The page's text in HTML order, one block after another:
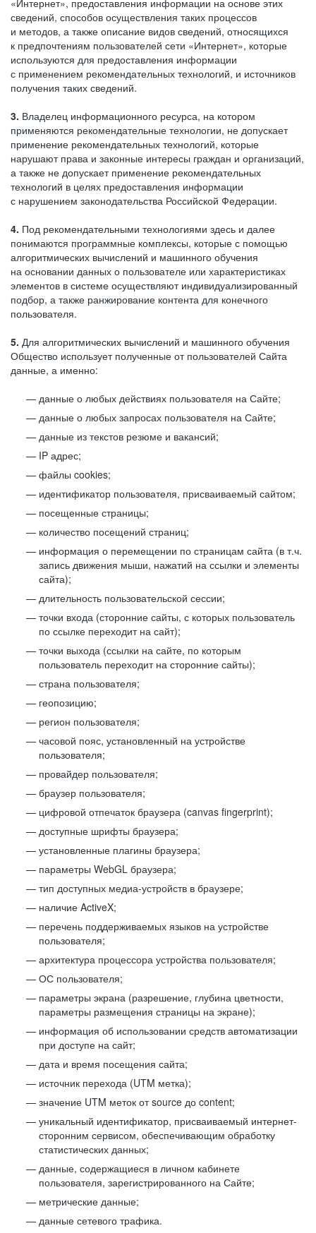
«Интернет», предоставления информации на основе этих
сведений, способов осуществления таких процессов
и методов, а также описание видов сведений, относящихся
к предпочтениям пользователей сети «Интернет», которые
используются для предоставления информации
с применением рекомендательных технологий, и источников
получения таких сведений.
3. Владелец информационного ресурса, на котором
применяются рекомендательные технологии, не допускает
применение рекомендательных технологий, которые
нарушают права и законные интересы граждан и организаций,
а также не допускает применение рекомендательных
технологий в целях предоставления информации
с нарушением законодательства Российской Федерации.
4. Под рекомендательными технологиями здесь и далее
понимаются программные комплексы, которые с помощью
алгоритмических вычислений и машинного обучения
на основании данных о пользователе или характеристиках
элементов в системе осуществляют индивидуализированный
подбор, а также ранжирование контента для конечного
пользователя.
5. Для алгоритмических вычислений и машинного обучения
Общество использует полученные от пользователей Сайта
данные, а именно:
данные о любых действиях пользователя на Сайте;
данные о любых запросах пользователя на Сайте;
данные из текстов резюме и вакансий;
IP адрес;
файлы cookies;
идентификатор пользователя, присваиваемый сайтом;
посещенные страницы;
количество посещений страниц;
информация о перемещении по страницам сайта (в т.ч.
запись движения мыши, нажатий на ссылки и элементы
сайта);
длительность пользовательской сессии;
точки входа (сторонние сайты, с которых пользователь
по ссылке переходит на сайт);
точки выхода (ссылки на сайте, по которым
пользователь переходит на сторонние сайты);
страна пользователя;
геопозицию;
регион пользователя;
часовой пояс, установленный на устройстве
пользователя;
провайдер пользователя;
браузер пользователя;
цифровой отпечаток браузера (canvas fingerprint);
доступные шрифты браузера;
установленные плагины браузера;
параметры WebGL браузера;
тип доступных медиа-устройств в браузере;
наличие ActiveX;
перечень поддерживаемых языков на устройстве
пользователя;
архитектура процессора устройства пользователя;
ОС пользователя;
параметры экрана (разрешение, глубина цветности,
параметры размещения страницы на экране);
информация об использовании средств автоматизации
при доступе на сайт;
дата и время посещения сайта;
источник перехода (UTM метка);
значение UTM меток от source до content;
уникальный идентификатор, присваиваемый интернет-
сторонним сервисом, обеспечивающим обработку
статистических данных;
данные, содержащиеся в личном кабинете
пользователя, зарегистрированного на Сайте;
метрические данные;
данные сетевого трафика.